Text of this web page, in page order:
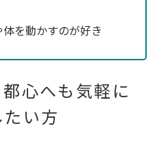
を動かすのが好き
心へも気軽に
い方